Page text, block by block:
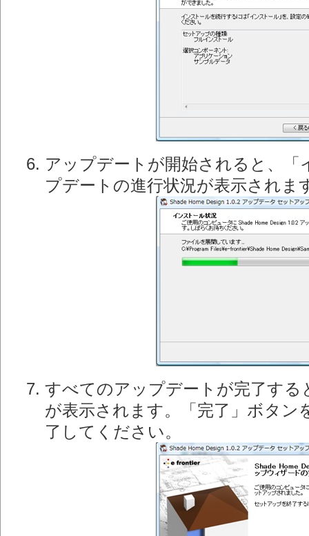
アップデートが開始されると、
プデートの進行状況が表示されま
すべてのアップデートが完了する
が表示されます。「完了」ボタ
了してください。